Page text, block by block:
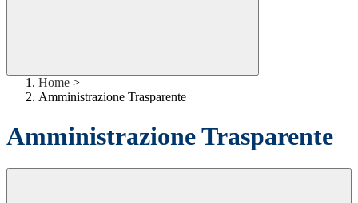
Home >
Amministrazione Trasparente
Amministrazione Trasparente